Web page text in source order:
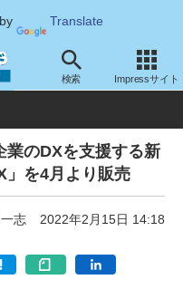
Translate
検索 Impressサイト
ソフトウェア 基幹業務
業のDXを支援する新
を4月より販売
志 2022年2月15日 14:18